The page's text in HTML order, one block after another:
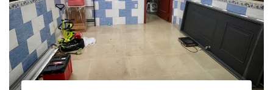
cao tầng. ✅Pháp Lý: Nhà chính chủ trang bìa, công chứng
ngay.